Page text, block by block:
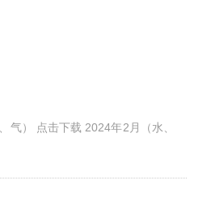
） 点击下载 2024年2月（水、